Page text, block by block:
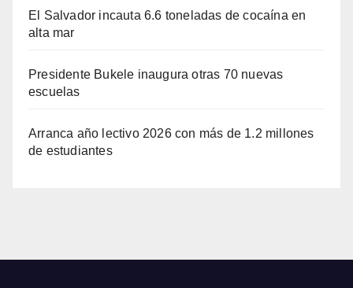
El Salvador incauta 6.6 toneladas de cocaína en
alta mar
Presidente Bukele inaugura otras 70 nuevas
escuelas
Arranca año lectivo 2026 con más de 1.2 millones
de estudiantes